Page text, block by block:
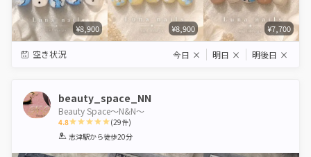
¥8,900 ¥8,900 ¥7,700
空き状況 今日 × 明日 × 明後日 ×
beauty_space_NN
Beauty Space〜N&N〜
4.8
1 2 3 4 5
(29件)
志津駅から徒歩20分